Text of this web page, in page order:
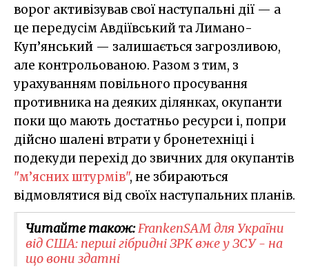
ворог активізував свої наступальні дії — а
це передусім Авдіївський та Лимано-
Куп’янський — залишається загрозливою,
але контрольованою. Разом з тим, з
урахуванням повільного просування
противника на деяких ділянках, окупанти
поки що мають достатньо ресурси і, попри
дійсно шалені втрати у бронетехніці і
подекуди перехід до звичних для окупантів
"м’ясних штурмів", не збираються
відмовлятися від своїх наступальних планів.
Читайте також:FrankenSAM для України
від США: перші гібридні ЗРК вже у ЗСУ - на
що вони здатні